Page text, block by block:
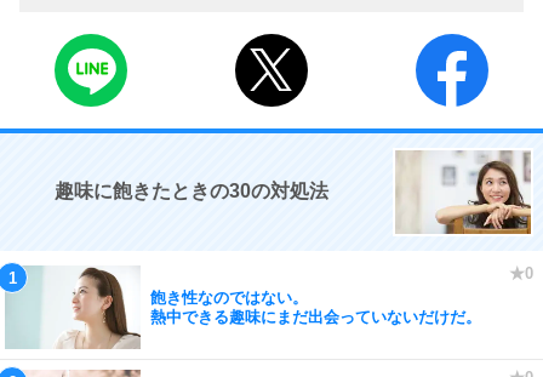
趣味に飽きたときの30の対処法
飽き性なのではない。
熱中できる趣味にまだ出会っていないだけだ。